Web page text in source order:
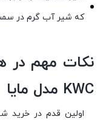
که شیر آب گرم در
نکات مهم در
KWC مدل مایا
اولین قدم در خرید